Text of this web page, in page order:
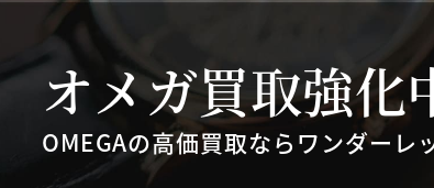
オメガ買取強化
OMEGAの高価買取ならワンダーレ